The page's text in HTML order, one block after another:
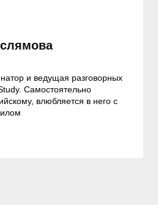
и ведущая разговорных
Самостоятельно
влюбляется в него с